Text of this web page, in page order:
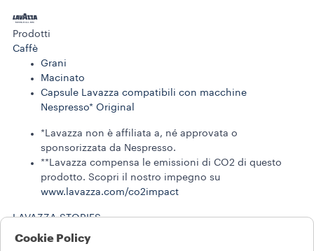
Prodotti
Caffè
Grani
Macinato
Capsule Lavazza compatibili con macchine
Nespresso* Original
*Lavazza non è affiliata a, né approvata o
sponsorizzata da Nespresso.
**Lavazza compensa le emissioni di CO2 di questo
prodotto. Scopri il nostro impegno su
www.lavazza.com/co2impact​
LAVAZZA STORIES
SOSTENIBILITÀ
Cookie Policy